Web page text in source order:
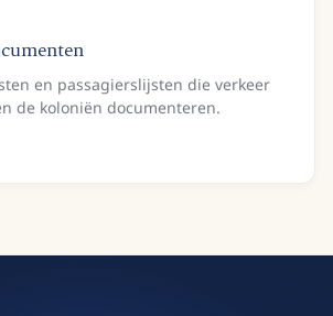
en passagierslijsten die verkeer
de koloniën documenteren.